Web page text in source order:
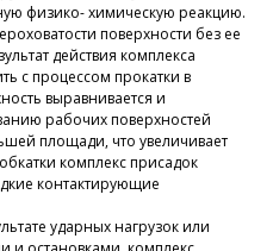
физико- химическую реакцию.
поверхности без ее
действия комплекса
с процессом прокатки в
выравнивается и
рабочих поверхностей
площади, что увеличивает
комплекс присадок
контактирующие
ударных нагрузок или